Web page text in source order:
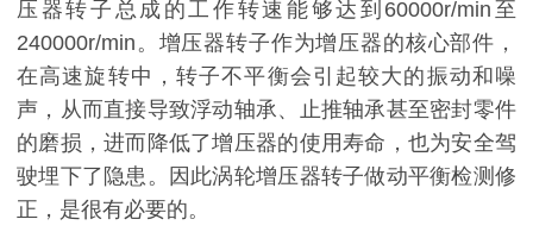
压器转子总成的工作转速能够达到60000r/min至
240000r/min。增压器转子作为增压器的核心部件，
在高速旋转中，转子不平衡会引起较大的振动和噪
声，从而直接导致浮动轴承、止推轴承甚至密封零件
的磨损，进而降低了增压器的使用寿命，也为安全驾
驶埋下了隐患。因此涡轮增压器转子做动平衡检测修
正，是很有必要的。